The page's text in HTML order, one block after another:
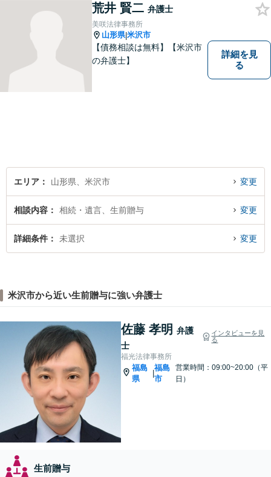
荒井 賢二 弁護士
美咲法律事務所
山形県|米沢市
【債務相談は無料】【米沢市
の弁護士】
詳細を見
る
エリア 山形県、米沢市 変更
相談内容 相続・遺言、生前贈与 変更
詳細条件 未選択 変更
米沢市から近い生前贈与に強い弁護士
佐藤 孝明 弁護
士
インタビューを見
る
福光法律事務所
福島
県
|
福島
市
営業時間：09:00~20:00（平
日）
生前贈与